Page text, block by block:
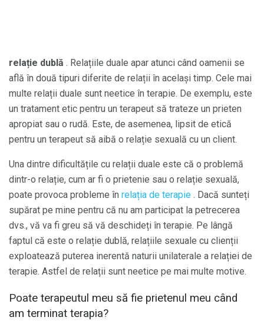
relație dublă . Relațiile duale apar atunci când oamenii se
află în două tipuri diferite de relații în același timp. Cele mai
multe relații duale sunt neetice în terapie. De exemplu, este
un tratament etic pentru un terapeut să trateze un prieten
apropiat sau o rudă. Este, de asemenea, lipsit de etică
pentru un terapeut să aibă o relație sexuală cu un client.
Una dintre dificultățile cu relații duale este că o problemă
dintr-o relație, cum ar fi o prietenie sau o relație sexuală,
poate provoca probleme în relația de terapie . Dacă sunteți
supărat pe mine pentru că nu am participat la petrecerea
dvs., vă va fi greu să vă deschideți în terapie. Pe lângă
faptul că este o relație dublă, relațiile sexuale cu clienții
exploatează puterea inerentă naturii unilaterale a relației de
terapie. Astfel de relații sunt neetice pe mai multe motive.
Poate terapeutul meu să fie prietenul meu când
am terminat terapia?